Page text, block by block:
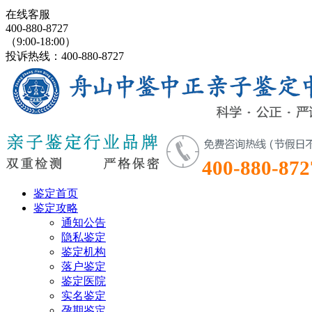
在线客服
400-880-8727
（9:00-18:00）
投诉热线：400-880-8727
400-880-
鉴定首页
鉴定攻略
通知公告
隐私鉴定
鉴定机构
落户鉴定
鉴定医院
实名鉴定